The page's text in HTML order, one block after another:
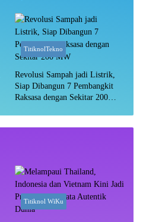
TitiknolTekno
Revolusi Sampah jadi Listrik,
Siap Dibangun 7 Pembangkit
Raksasa dengan Sekitar 200
Titiknol WiKu